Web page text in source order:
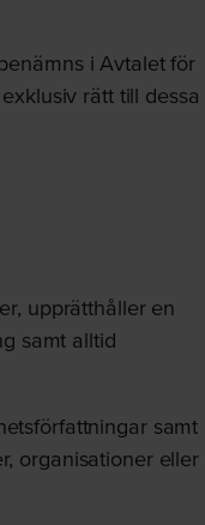
i Avtalet för
rätt till dessa
upprätthåller en
samt alltid
samt
organisationer eller